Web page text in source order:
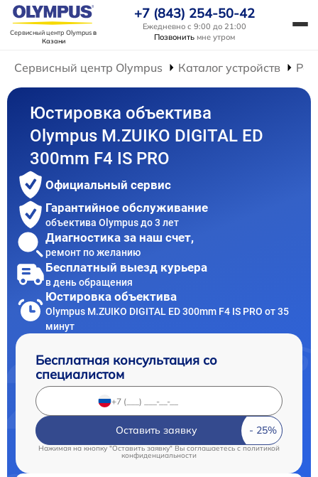
Сервисный центр Olympusв
Казани
+7 (843) 254-50-42
Ежедневно с 9:00 до 21:00
Позвонить мне утром
Сервисный центр Olympus Каталог устройств
Юстировка объектива
Olympus M.ZUIKO DIGITAL ED
300mm F4 IS PRO
Официальный сервис
Гарантийное обслуживание
объектива Olympus до 3 лет
Диагностика за наш счет,
ремонт по желанию
Бесплатный выезд курьера
в день обращения
Юстировка объектива
Olympus M.ZUIKO DIGITAL ED 300mm F4 IS PRO от 35
минут
Бесплатная консультация со
специалистом
Оставить заявку
Нажимая на кнопку "Оставить заявку" Вы соглашаетесь c политикой
конфиденциальности